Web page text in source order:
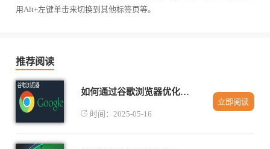
用Alt+左键单击来切换到其他标签页等。
推荐阅读
如何通过谷歌浏览器优化网页代码的执行效率
时间：2025-05-16
立即阅读